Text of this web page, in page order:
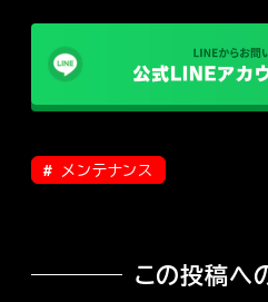
メンテナンス
この投稿へ